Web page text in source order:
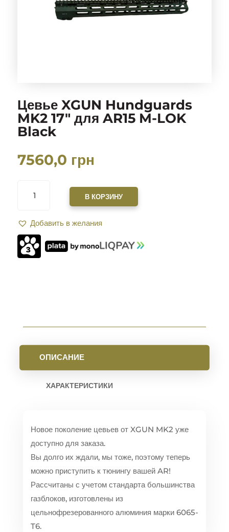
Цевье XGUN Hundguards
MK2 17″ для AR15 M-LOK
Black
7560,0 грн
ТОВАРА
HUNDGUARDS
MK2
17"
ДЛЯ
В КОРЗИНУ
Добавить в желания
ОПИСАНИЕ
ХАРАКТЕРИСТИКИ
Новое поколение цевьев от XGUN MK2 уже
доступно для заказа.
Вы долго их ждали, мы тоже, поэтому теперь
можно приступить к тюнингу вашей AR!
Рассчитаны с учетом стандарта большинства
газблоков, изготовлены из
цельнофрезерованного алюминия марки 6065-
T6.